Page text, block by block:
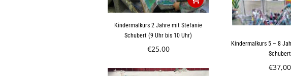
Kindermalkurs 2 Jahre mit Stefanie
Schubert (9 Uhr bis 10 Uhr)
€25,00
Kindermalkurs 5 – 8
Schubert
€37,00